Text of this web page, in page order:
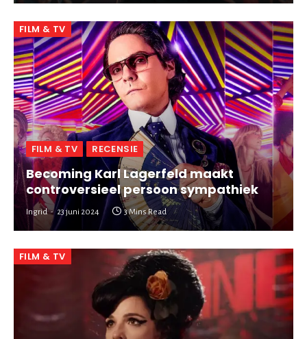
FILM & TV
FILM & TV RECENSIE
Becoming Karl Lagerfeld maakt
controversieel persoon sympathiek
Ingrid 23 juni 2024 3 Mins Read
FILM & TV